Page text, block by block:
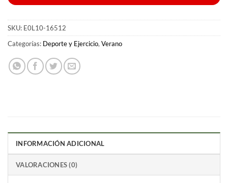
SKU: E0L10-16512
Categorías: Deporte y Ejercicio,Verano
INFORMACIÓN ADICIONAL
VALORACIONES (0)